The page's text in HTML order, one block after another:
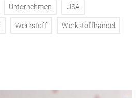
Unternehmen USA
Werkstoff Werkstoffhandel